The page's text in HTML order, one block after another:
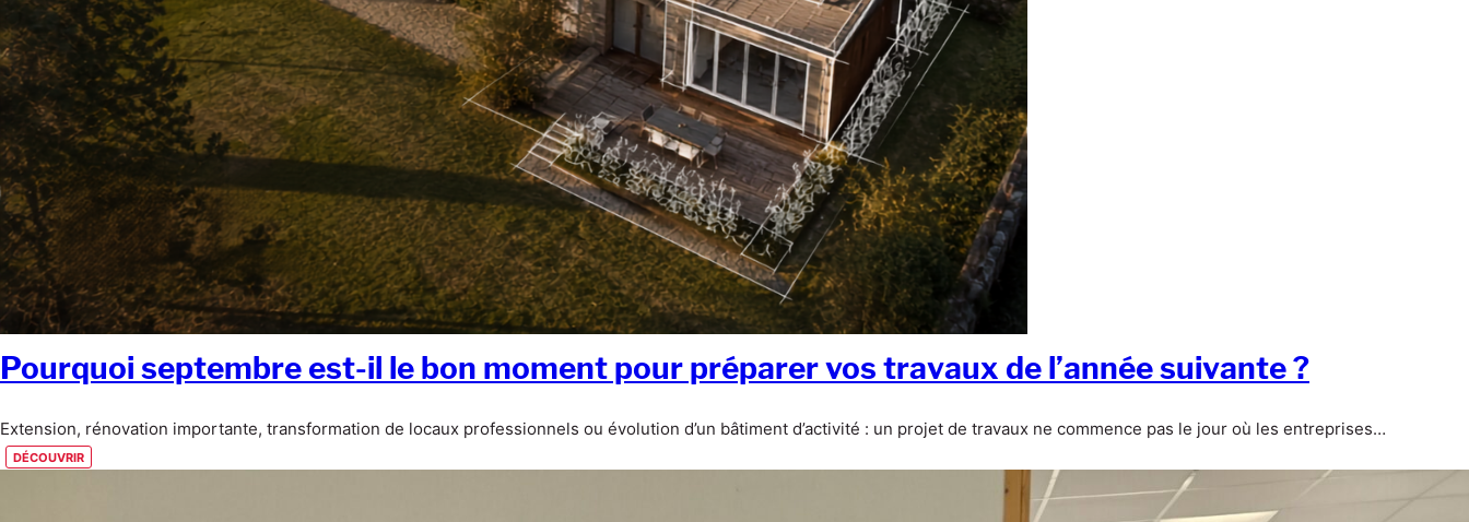
Pourquoi septembre est-il le bon moment pour préparer vos travaux de l’année suivante ?
Extension, rénovation importante, transformation de locaux professionnels ou évolution d’un bâtiment d’activité : un projet de travaux ne commence pas le jour où les entreprises…
découvrir